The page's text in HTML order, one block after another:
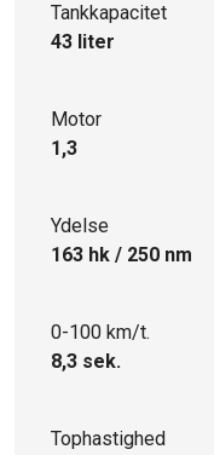
Tankkapacitet
43 liter
Motor
1,3
Ydelse
163 hk / 250 nm
0-100 km/t.
8,3 sek.
Tophastighed